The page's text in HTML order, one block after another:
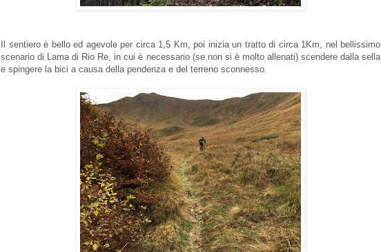
Il sentiero è bello ed agevole per circa 1,5 Km, poi inizia un tratto di circa 1Km, nel bellissimo
scenario di Lama di Rio Re, in cui è necessario (se non si è molto allenati) scendere dalla sella
e spingere la bici a causa della pendenza e del terreno sconnesso.